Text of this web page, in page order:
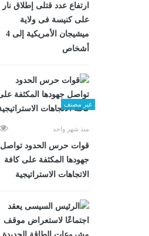
ارتفاع عدد قتلى إطلاق نار
على كنيسة فى ولاية
ميشيجان الأمريكية إلى 4
أشخاص
غير مصنف
منذ شهر واحد
قوات حرس الحدود تواصل
جهودها المكثفة على كافة
الاتجاهات الاستراتيجية